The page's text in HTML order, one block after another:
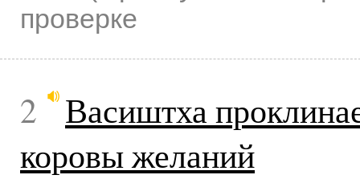
проверке
2
Васиштха
коровы желаний